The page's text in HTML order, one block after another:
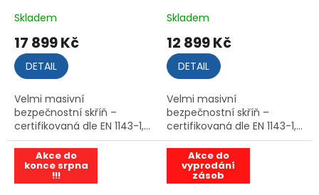
Skladem
17 899 Kč
DETAIL
Velmi masivní
bezpečnostní skříň –
certifikovaná dle EN 1143-1,...
Skladem
12 899 Kč
DETAIL
Velmi masivní
bezpečnostní skříň –
certifikovaná dle EN 1143-1,...
Akce do
konce srpna
!!!
Akce do
vyprodání
zásob